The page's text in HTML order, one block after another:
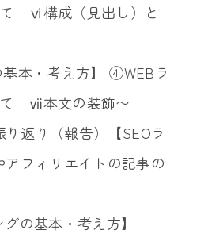
ⅵ構成（見出し）と
基本・考え方】 ④WEBラ
て ⅶ本文の装飾〜
返り（報告）【SEOラ
フィリエイトの記事の
の基本・考え方】